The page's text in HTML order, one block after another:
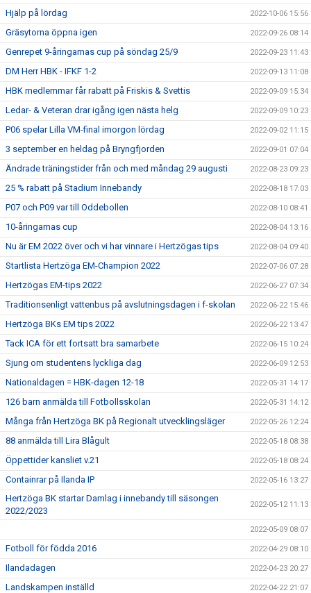
Hjälp på lördag 2022-10-06 15:56
Gräsytorna öppna igen 2022-09-26 08:14
Genrepet 9-åringarnas cup på söndag 25/9 2022-09-23 11:43
DM Herr HBK - IFKF 1-2 2022-09-13 11:08
HBK medlemmar får rabatt på Friskis & Svettis 2022-09-09 15:34
Ledar- & Veteran drar igång igen nästa helg 2022-09-09 10:23
P06 spelar Lilla VM-final imorgon lördag 2022-09-02 11:15
3 september en heldag på Bryngfjorden 2022-09-01 07:04
Ändrade träningstider från och med måndag 29 augusti 2022-08-23 09:23
25 % rabatt på Stadium Innebandy 2022-08-18 17:03
P07 och P09 var till Oddebollen 2022-08-10 08:41
10-åringarnas cup 2022-08-04 13:16
Nu är EM 2022 över och vi har vinnare i Hertzögas tips 2022-08-04 09:40
Startlista Hertzöga EM-Champion 2022 2022-07-06 07:28
Hertzögas EM-tips 2022 2022-06-27 07:34
Traditionsenligt vattenbus på avslutningsdagen i f-skolan 2022-06-22 15:46
Hertzöga BKs EM tips 2022 2022-06-22 13:47
Tack ICA för ett fortsatt bra samarbete 2022-06-15 10:24
Sjung om studentens lyckliga dag 2022-06-09 12:53
Nationaldagen = HBK-dagen 12-18 2022-05-31 14:17
126 barn anmälda till Fotbollsskolan 2022-05-31 14:12
Många från Hertzöga BK på Regionalt utvecklingsläger 2022-05-26 12:24
88 anmälda till Lira Blågult 2022-05-18 08:38
Öppettider kansliet v.21 2022-05-18 08:24
Containrar på Ilanda IP 2022-05-16 13:27
Hertzöga BK startar Damlag i innebandy till säsongen
2022/2023
2022-05-12 11:13
2022-05-09 08:07
Fotboll för födda 2016 2022-04-29 08:10
Ilandadagen 2022-04-23 20:27
Landskampen inställd 2022-04-22 21:07